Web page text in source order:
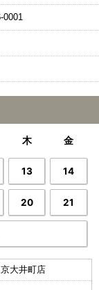
0001
木 金
13 14
20 21
大井町店